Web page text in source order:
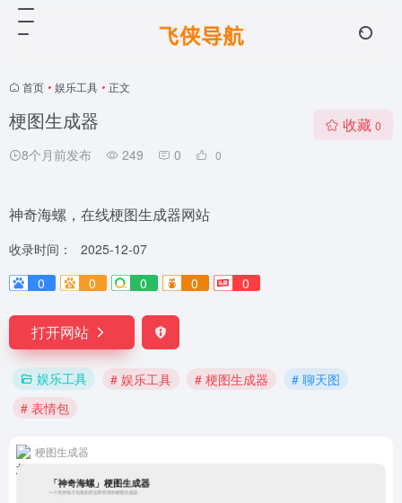
首页 • 娱乐工具 • 正文
梗图生成器
8个月前发布 249 0 0
收藏 0
神奇海螺，在线梗图生成器网站
收录时间：
2025-12-07
0
0 0 0 0
打开网站
娱乐工具 # 娱乐工具 # 梗图生成器
# 聊天图
# 表情包
梗图生成器